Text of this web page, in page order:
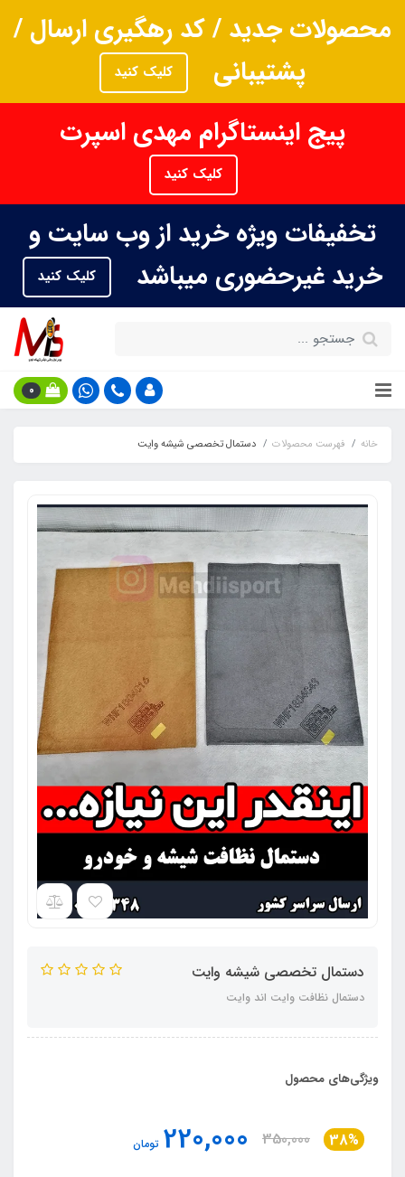
محصولات جدید / کد رهگیری ارسال /
پشتیبانی
کلیک کنید
پیج اینستاگرام مهدی اسپرت
کلیک کنید
تخفیفات ویژه خرید از وب سایت و
خرید غیرحضوری میباشد
کلیک کنید
0
خانه فهرست محصولات دستمال تخصصی شیشه وایت
دستمال تخصصی شیشه وایت
دستمال نظافت وایت اند وایت
ویژگی‌های محصول
38%
350,000
220,000 تومان